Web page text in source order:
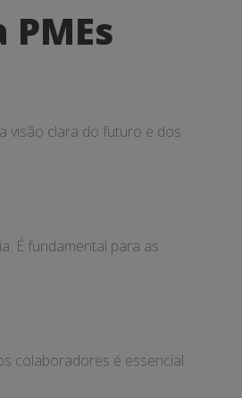
visão clara do futuro e dos
É fundamental para as
colaboradores é essencial